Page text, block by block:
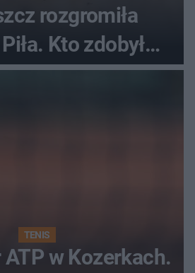
rozgromiła
Kto zdobył
punktów?
TENIS
w Kozerkach.